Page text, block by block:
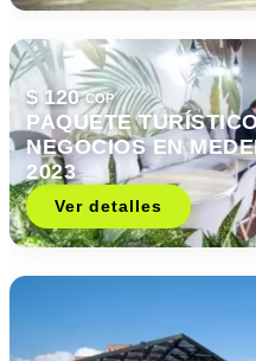
$ 120COP
PAQUETE
NEGOCIOS EN
2023
Ver detalles